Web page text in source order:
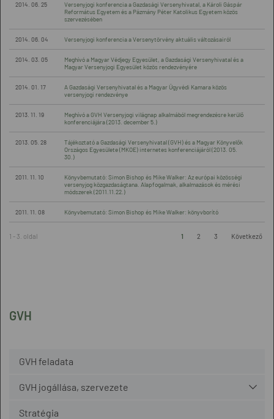
GVH
GVH feladata
GVH jogállása, szervezete
Stratégia
2014. 06. 25
Versenyjogi konferencia a Gazdasági Versenyhivatal, a Károli Gáspár
Református Egyetem és a Pázmány Péter Katolikus Egyetem közös
szervezésében
2014. 06. 04 Versenyjogi konferencia a Versenytörvény aktuális változásairól
2014. 03. 05
Meghívó a Magyar Védjegy Egyesület, a Gazdasági Versenyhivatal és a
Magyar Versenyjogi Egyesület közös rendezvényére
2014. 01. 17
A Gazdasági Versenyhivatal és a Magyar Ügyvédi Kamara közös
versenyjogi rendezvénye
2013. 11. 19
Meghívó a GVH Versenyjogi világnap alkalmából megrendezésre kerülő
konferenciájára (2013. december 5.)
2013. 05. 28
Tájékoztató a Gazdasági Versenyhivatal (GVH) és a Magyar Könyvelők
Országos Egyesülete (MKOE) internetes konferenciájáról (2013. 05.
30.)
2011. 11. 10
Könyvbemutató: Simon Bishop és Mike Walker: Az európai közösségi
versenyjog közgazdaságtana. Alapfogalmak, alkalmazások és mérési
módszerek (2011.11.22.)
2011. 11. 08 Könyvbemutató: Simon Bishop és Mike Walker: könyvborító
1 - 3. oldal 1 2 3 Következő